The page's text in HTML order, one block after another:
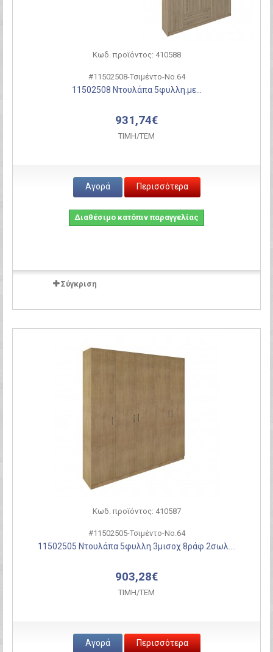
Κωδ. προϊόντος: 410588
#11502508-Τσιμέντο-Νο.64
11502508 Ντουλάπα 5φυλλη.με...
931,74€
ΤΙΜH/ΤΕΜ
Αγορά Περισσότερα
Διαθέσιμο κατόπιν παραγγελίας
Σύγκριση
Κωδ. προϊόντος: 410587
#11502505-Τσιμέντο-Νο.64
11502505 Ντουλάπα 5φυλλη.3μισοχ.8ράφ.2σωλ....
903,28€
ΤΙΜH/ΤΕΜ
Αγορά Περισσότερα